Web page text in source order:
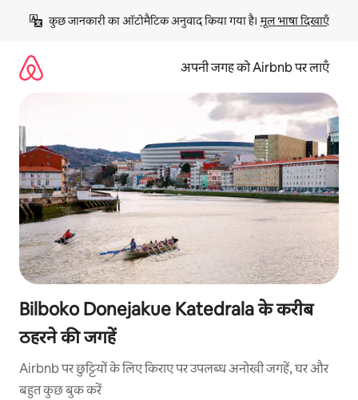
छोड़कर
कॉन्टेंट
कुछ जानकारी का ऑटोमैटिक अनुवाद किया गया है। मूल भाषा दिखाएँ
अपनी जगह को Airbnb पर लाएँ
Bilboko Donejakue Katedrala के करीब
ठहरने की जगहें
Airbnb पर छुट्टियों के लिए किराए पर उपलब्ध अनोखी जगहें, घर और
बहुत कुछ बुक करें